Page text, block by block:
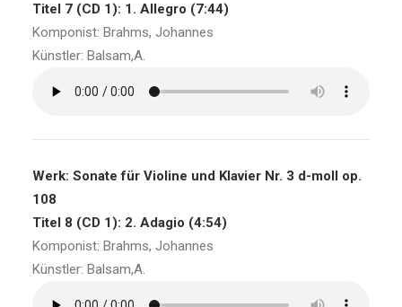
Titel 7 (CD 1): 1. Allegro (7:44)
Komponist: Brahms, Johannes
Künstler: Balsam,A.
Werk: Sonate für Violine und Klavier Nr. 3 d-moll op.
108
Titel 8 (CD 1): 2. Adagio (4:54)
Komponist: Brahms, Johannes
Künstler: Balsam,A.